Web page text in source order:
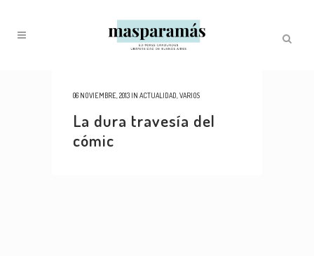
06 NOVIEMBRE, 2013 IN ACTUALIDAD VARIOS
La dura travesía del
cómic